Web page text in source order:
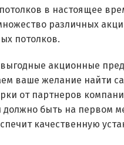
в настоящее
различных
потолков.
акционные
ваше желание найти
от партнеров
должно быть на первом
качественную